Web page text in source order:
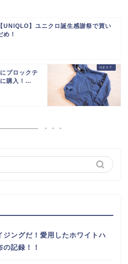
【UNIQLO】ユニクロ誕生感謝祭で買い
め！
ブロックテ
購入！...
ジングだ！愛用したホワイトハ
記録！！